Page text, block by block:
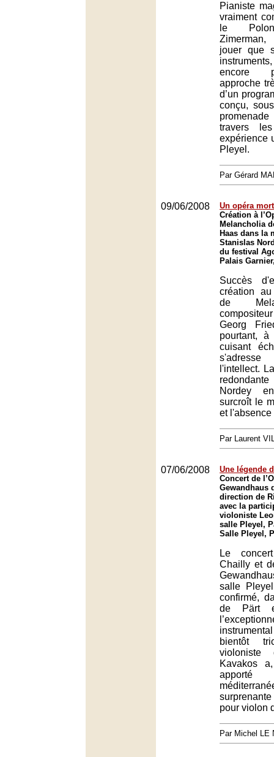
Pianiste
vraiment
le
jouer que
encore
approche
d’un
conçu,
travers
expérience
Pleyel.
Par Gérard
09/06/2008
Un opéra
Création à
Melancholia
Haas dans la
Stanislas
du festival
Palais
Succès
création
de
Georg
pourtant,
cuisant
l'intellect.
Nordey
surcroît le
et l'absence
Par Laurent
07/06/2008
Une légende
Concert de
Gewandhaus
direction de
avec la
violoniste
salle Pleyel,
Salle Pleyel,
Le
Chailly et
salle
confirmé,
de Pärt
bientôt
violoniste
Kavakos
apporté
pour violon
Par Michel LE